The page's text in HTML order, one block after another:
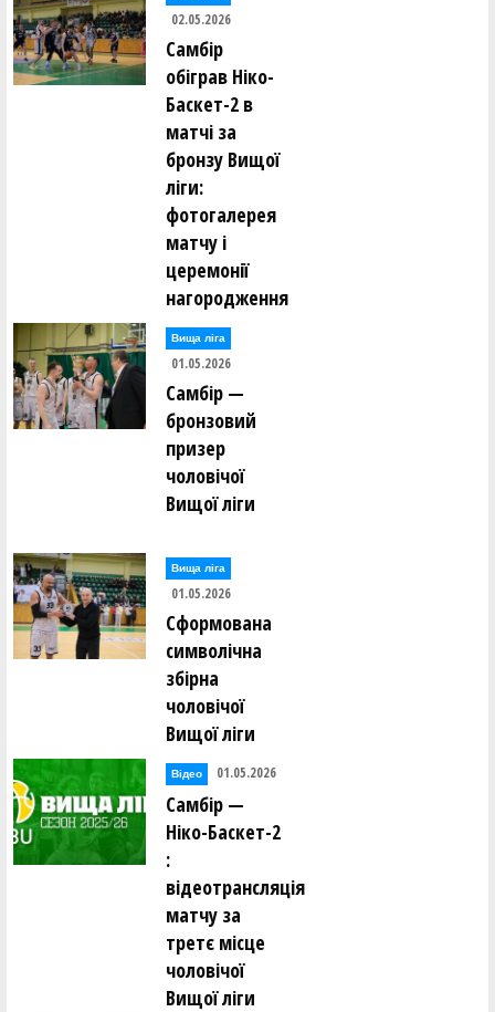
02.05.2026
Самбір
обіграв Ніко-
Баскет-2 в
матчі за
бронзу Вищої
ліги:
фотогалерея
матчу і
церемонії
нагородження
Вища лiга
01.05.2026
Самбір —
бронзовий
призер
чоловічої
Вищої ліги
Вища лiга
01.05.2026
Сформована
символічна
збірна
чоловічої
Вищої ліги
Відео 01.05.2026
Самбір —
Ніко-Баскет-2
:
відеотрансляція
матчу за
третє місце
чоловічої
Вищої ліги